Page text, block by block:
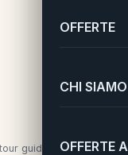
OFFERTE
CHI SIAMO
OFFERTE
Scopri i nuovi iPhone 13 con il tour guidato condiviso da Apple